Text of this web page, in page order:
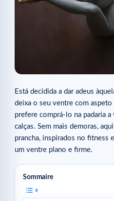
Está decidida a dar adeus
deixa o seu ventre com
prefere comprá-lo na padaria
calças. Sem mais demoras,
prancha, inspirados no fitness
um ventre plano e firme.
Sommaire